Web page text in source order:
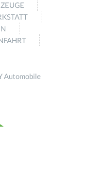
Automobile